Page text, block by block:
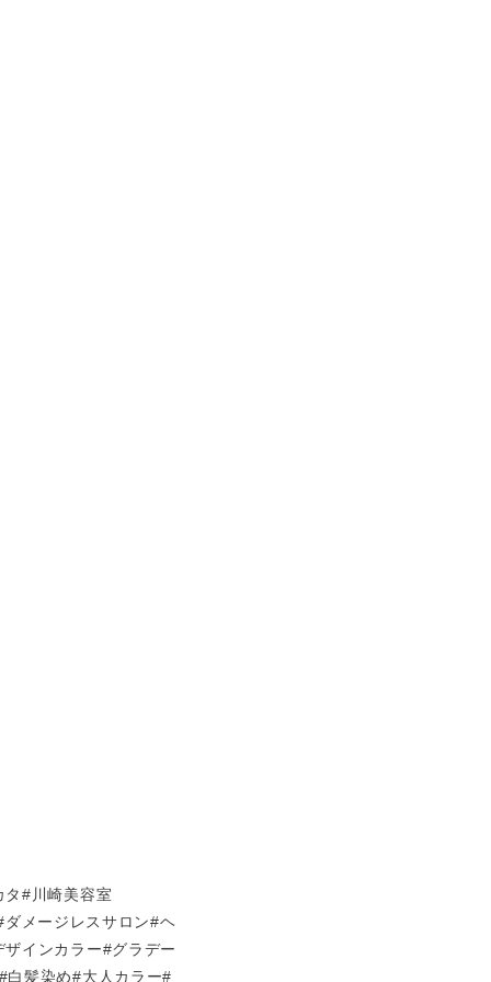
タ#川崎美容室
メージレスサロン#ヘ
ザインカラー#グラデー
白髪染め#大人カラー#